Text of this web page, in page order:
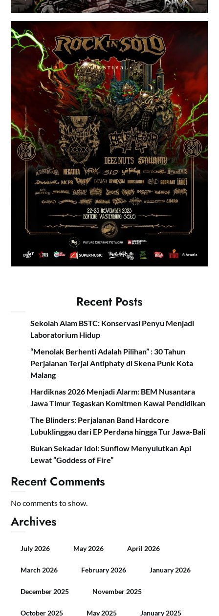
Recent Posts
Sekolah Alam BSTC: Konservasi Penyu Menjadi
Laboratorium Hidup
“Menolak Berhenti Adalah Pilihan” : 30 Tahun
Perjalanan Terjal Antiphaty di Skena Punk Kota
Malang
Hardiknas 2026 Menjadi Alarm: BEM Nusantara
Jawa Timur Tegaskan Komitmen Kawal Pendidikan
The Blinders: Perjalanan Band Hardcore
Lubuklinggau dari EP Perdana hingga Tur Jawa-Bali
Bukan Sekadar Idol: Sunflow Menyulutkan Api
Lewat “Goddess of Fire”
Recent Comments
No comments to show.
Archives
July 2026 May 2026 April 2026
March 2026 February 2026 January 2026
December 2025 November 2025
October 2025 May 2025 January 2025